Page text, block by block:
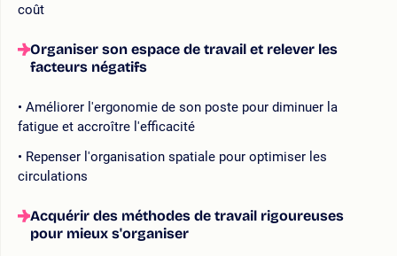
coût
Organiser son espace de travail et relever les
facteurs négatifs
Améliorer l'ergonomie de son poste pour diminuer la
fatigue et accroître l'efficacité
Repenser l'organisation spatiale pour optimiser les
circulations
Acquérir des méthodes de travail rigoureuses
pour mieux s'organiser